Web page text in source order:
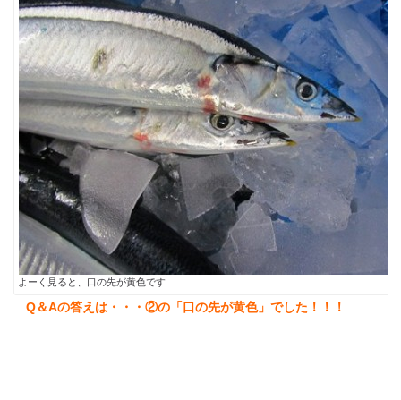
よーく見ると、口の先が黄色です
Q＆Aの答えは・・・ ②の「口の先が黄色」でした！！！